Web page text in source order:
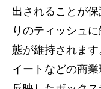
出されることが
りのティッシュ
態が維持されま
イートなどの商